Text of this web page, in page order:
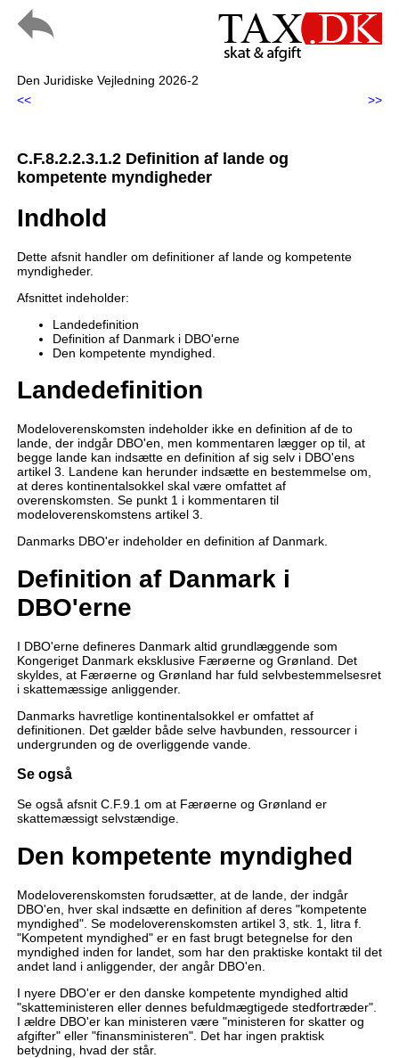
Den Juridiske Vejledning 2026-2
<<
>>
C.F.8.2.2.3.1.2 Definition af lande og
kompetente myndigheder
Indhold
Dette afsnit handler om definitioner af lande og kompetente
myndigheder.
Afsnittet indeholder:
Landedefinition
Definition af Danmark i DBO'erne
Den kompetente myndighed.
Landedefinition
Modeloverenskomsten indeholder ikke en definition af de to
lande, der indgår DBO'en, men kommentaren lægger op til, at
begge lande kan indsætte en definition af sig selv i DBO'ens
artikel 3. Landene kan herunder indsætte en bestemmelse om,
at deres kontinentalsokkel skal være omfattet af
overenskomsten. Se punkt 1 i kommentaren til
modeloverenskomstens artikel 3.
Danmarks DBO'er indeholder en definition af Danmark.
Definition af Danmark i
DBO'erne
I DBO'erne defineres Danmark altid grundlæggende som
Kongeriget Danmark eksklusive Færøerne og Grønland. Det
skyldes, at Færøerne og Grønland har fuld selvbestemmelsesret
i skattemæssige anliggender.
Danmarks havretlige kontinentalsokkel er omfattet af
definitionen. Det gælder både selve havbunden, ressourcer i
undergrunden og de overliggende vande.
Se også
Se også afsnit C.F.9.1 om at Færøerne og Grønland er
skattemæssigt selvstændige.
Den kompetente myndighed
Modeloverenskomsten forudsætter, at de lande, der indgår
DBO'en, hver skal indsætte en definition af deres "kompetente
myndighed". Se modeloverenskomsten artikel 3, stk. 1, litra f.
"Kompetent myndighed" er en fast brugt betegnelse for den
myndighed inden for landet, som har den praktiske kontakt til det
andet land i anliggender, der angår DBO'en.
I nyere DBO'er er den danske kompetente myndighed altid
"skatteministeren eller dennes befuldmægtigede stedfortræder".
I ældre DBO'er kan ministeren være "ministeren for skatter og
afgifter" eller "finansministeren". Det har ingen praktisk
betydning, hvad der står.